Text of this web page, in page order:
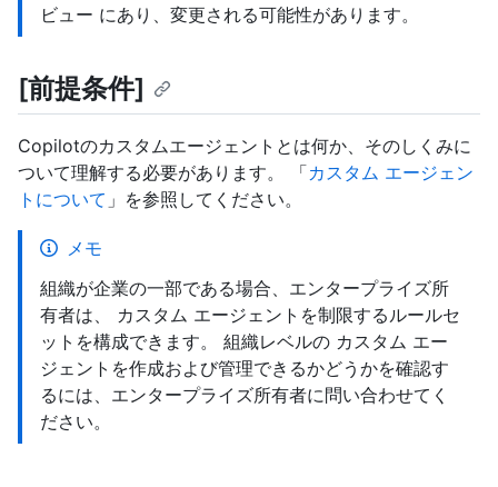
ビュー にあり、変更される可能性があります。
[前提条件]
Copilotのカスタムエージェントとは何か、そのしくみに
ついて理解する必要があります。 「カスタム エージェン
トについて 」を参照してください。
メモ
組織が企業の一部である場合、エンタープライズ所
有者は、 カスタム エージェントを制限するルールセ
ットを構成できます。 組織レベルの カスタム エー
ジェントを作成および管理できるかどうかを確認す
るには、エンタープライズ所有者に問い合わせてく
ださい。